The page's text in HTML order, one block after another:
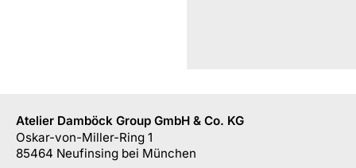
Atelier Damböck Group GmbH & Co. KG
Oskar-von-Miller-Ring 1
85464 Neufinsing bei München